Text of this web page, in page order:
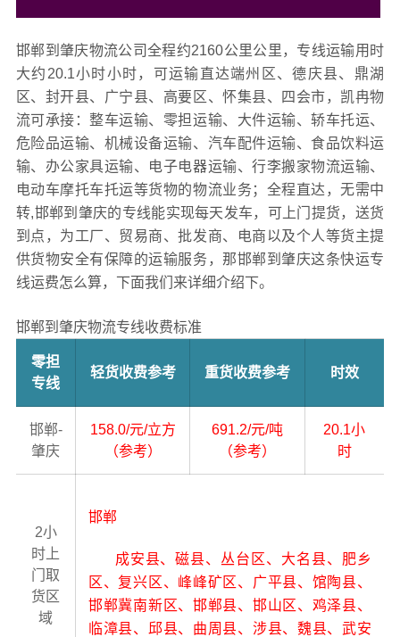
邯郸到肇庆物流公司全程约2160公里公里，专线运输用时
大约20.1小时小时，可运输直达端州区、德庆县、鼎湖
区、封开县、广宁县、高要区、怀集县、四会市，凯冉物
流可承接：整车运输、零担运输、大件运输、轿车托运、
危险品运输、机械设备运输、汽车配件运输、食品饮料运
输、办公家具运输、电子电器运输、行李搬家物流运输、
电动车摩托车托运等货物的物流业务；全程直达，无需中
转,邯郸到肇庆的专线能实现每天发车，可上门提货，送货
到点，为工厂、贸易商、批发商、电商以及个人等货主提
供货物安全有保障的运输服务，那邯郸到肇庆这条快运专
线运费怎么算，下面我们来详细介绍下。
邯郸到肇庆物流专线收费标准
零担
专线
轻货收费参考 重货收费参考 时效
邯郸-
肇庆
158.0/元/立方
（参考）
691.2/元/吨
（参考）
20.1小
时
2小
时上
门取
货区
域
邯郸
成安县、磁县、丛台区、大名县、肥乡
区、复兴区、峰峰矿区、广平县、馆陶县、
邯郸冀南新区、邯郸县、邯山区、鸡泽县、
临漳县、邱县、曲周县、涉县、魏县、武安